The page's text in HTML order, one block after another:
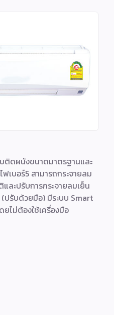
ติดผนังขนาดมาตรฐานและ
เบอร์5 สามารถกระจายลม
ละปรับการกระจายลมเย็น
ปรับด้วยมือ) มีระบบ Smart
ยไม่ต้องใช้เครื่องมือ